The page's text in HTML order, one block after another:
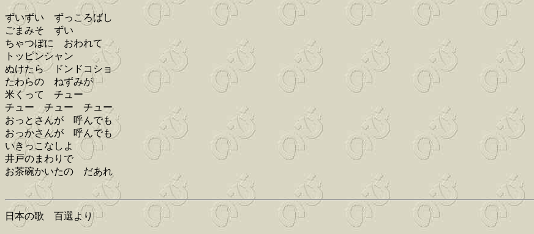
ずいずい ずっころばし
ごまみそ ずい
ちゃつぼに おわれて
トッピンシャン
ぬけたら ドンドコショ
たわらの ねずみが
米くって チュー
チュー チュー チュー
おっとさんが 呼んでも
おっかさんが 呼んでも
いきっこなしよ
井戸のまわりで
お茶碗かいたの だあれ
日本の歌 百選より